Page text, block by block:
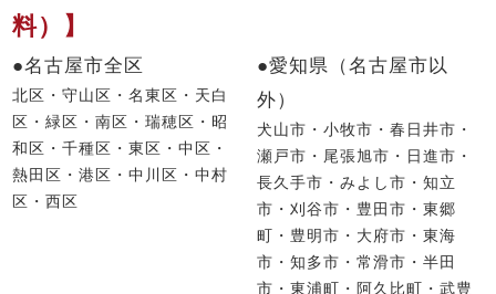
料）】
●名古屋市全区
北区・守山区・名東区・天白
区・緑区・南区・瑞穂区・昭
和区・千種区・東区・中区・
熱田区・港区・中川区・中村
区・西区
●愛知県（名古屋市以
外）
犬山市・小牧市・春日井市・
瀬戸市・尾張旭市・日進市・
長久手市・みよし市・知立
市・刈谷市・豊田市・東郷
町・豊明市・大府市・東海
市・知多市・常滑市・半田
市・東浦町・阿久比町・武豊